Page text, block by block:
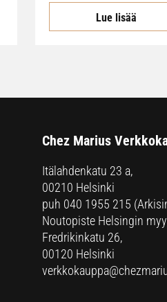
Lue lisää
Chez Marius
Itälahdenkatu 23 a,
00210 Helsinki
puh 040 1955 215
Noutopiste Helsingin
Fredrikinkatu 26,
00120 Helsinki